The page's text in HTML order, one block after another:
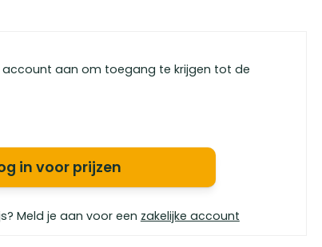
aan om toegang te krijgen tot de
in voor prijzen
Meld je aan voor een zakelijke account